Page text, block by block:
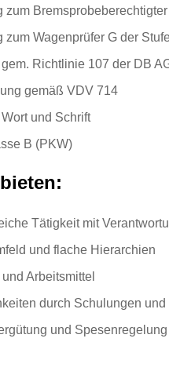
zum Bremsprobeberechtigter
zum Wagenprüfer G der
Richtlinie 107 der DB
gemäß VDV 714
und Schrift
B (PKW)
Tätigkeit mit
und flache Hierarchien
Arbeitsmittel
durch Schulungen
und